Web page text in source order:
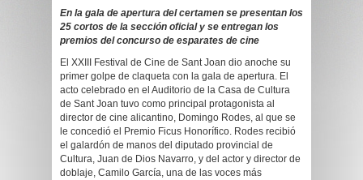
En la gala de apertura del certamen se presentan los
25 cortos de la sección oficial y se entregan los
premios del concurso de esparates de cine
El XXIII Festival de Cine de Sant Joan dio anoche su
primer golpe de claqueta con la gala de apertura. El
acto celebrado en el Auditorio de la Casa de Cultura
de Sant Joan tuvo como principal protagonista al
director de cine alicantino, Domingo Rodes, al que se
le concedió el Premio Ficus Honorífico. Rodes recibió
el galardón de manos del diputado provincial de
Cultura, Juan de Dios Navarro, y del actor y director de
doblaje, Camilo García, una de las voces más